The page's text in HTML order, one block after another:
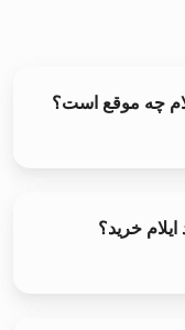
چه موقع است؟
خرید؟